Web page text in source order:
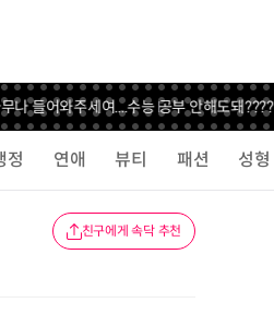
들어와주세여.... 수능 공부 안해도돼?????
정 연애 뷰티 패션 성형
친구에게 속닥 추천